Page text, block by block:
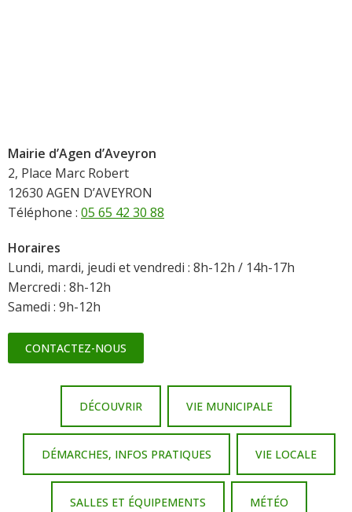
Mairie d’Agen d’Aveyron
2, Place Marc Robert
12630 AGEN D’AVEYRON
Téléphone : 05 65 42 30 88
Horaires
Lundi, mardi, jeudi et vendredi : 8h-12h / 14h-17h
Mercredi : 8h-12h
Samedi : 9h-12h
CONTACTEZ-NOUS
DÉCOUVRIR VIE MUNICIPALE
DÉMARCHES, INFOS PRATIQUES VIE LOCALE
SALLES ET ÉQUIPEMENTS MÉTÉO